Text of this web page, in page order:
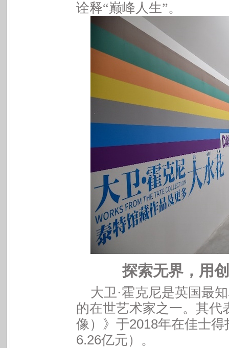
诠释“巅峰人生”。
探索无界，用
大卫·霍克尼是英国最
的在世艺术家之一。其代
像）》于2018年在佳士得
6.26亿元）。